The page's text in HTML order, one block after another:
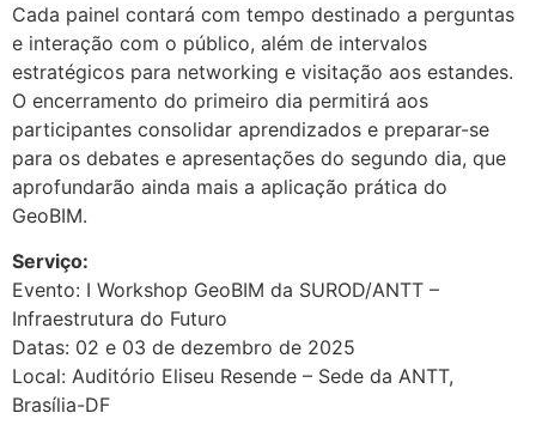
Cada painel contará com tempo destinado a perguntas
e interação com o público, além de intervalos
estratégicos para networking e visitação aos estandes.
O encerramento do primeiro dia permitirá aos
participantes consolidar aprendizados e preparar-se
para os debates e apresentações do segundo dia, que
aprofundarão ainda mais a aplicação prática do
GeoBIM.
Serviço:
Evento: I Workshop GeoBIM da SUROD/ANTT –
Infraestrutura do Futuro
Datas: 02 e 03 de dezembro de 2025
Local: Auditório Eliseu Resende – Sede da ANTT,
Brasília-DF